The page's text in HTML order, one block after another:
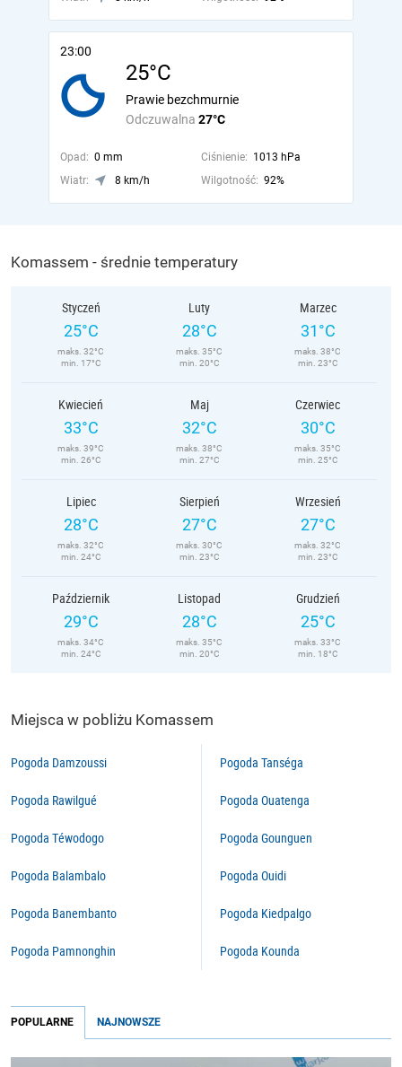
23:00
25°C
Odczuwalna 27°C
Prawie bezchmurnie
Opad: 0 mm Ciśnienie: 1013 hPa
Wiatr:
8 km/h Wilgotność: 92%
Komassem - średnie temperatury
Styczeń
25°C
maks. 32°C
min. 17°C
Luty
28°C
maks. 35°C
min. 20°C
Marzec
31°C
maks. 38°C
min. 23°C
Kwiecień
33°C
maks. 39°C
min. 26°C
Maj
32°C
maks. 38°C
min. 27°C
Czerwiec
30°C
maks. 35°C
min. 25°C
Lipiec
28°C
maks. 32°C
min. 24°C
Sierpień
27°C
maks. 30°C
min. 23°C
Wrzesień
27°C
maks. 32°C
min. 23°C
Październik
29°C
maks. 34°C
min. 24°C
Listopad
28°C
maks. 35°C
min. 20°C
Grudzień
25°C
maks. 33°C
min. 18°C
Miejsca w pobliżu Komassem
Pogoda Damzoussi
Pogoda Rawilgué
Pogoda Téwodogo
Pogoda Balambalo
Pogoda Banembanto
Pogoda Pamnonghin
Pogoda Tanséga
Pogoda Ouatenga
Pogoda Gounguen
Pogoda Ouidi
Pogoda Kiedpalgo
Pogoda Kounda
POPULARNE NAJNOWSZE